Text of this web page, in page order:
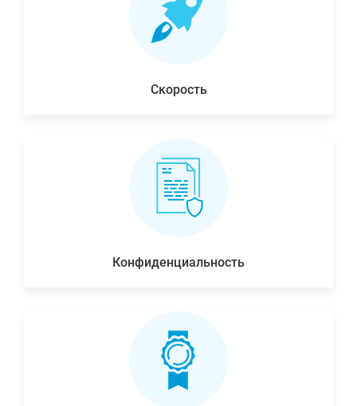
Скорость
Конфиденциальность